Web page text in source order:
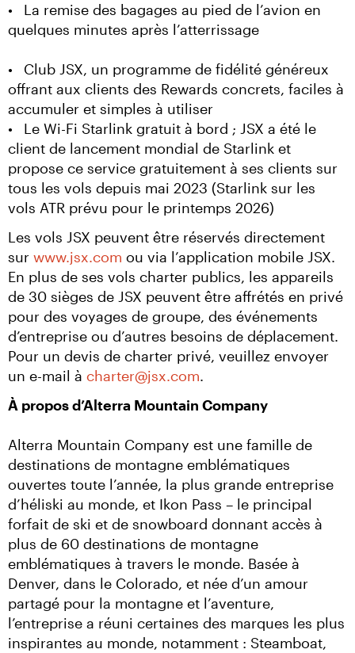
•	La remise des bagages au pied de l’avion en
quelques minutes après l’atterrissage
•	Club JSX, un programme de fidélité généreux
offrant aux clients des Rewards concrets, faciles à
accumuler et simples à utiliser
•	Le Wi-Fi Starlink gratuit à bord ; JSX a été le
client de lancement mondial de Starlink et
propose ce service gratuitement à ses clients sur
tous les vols depuis mai 2023 (Starlink sur les
vols ATR prévu pour le printemps 2026)
Les vols JSX peuvent être réservés directement
sur www.jsx.com ou via l’application mobile JSX.
En plus de ses vols charter publics, les appareils
de 30 sièges de JSX peuvent être affrétés en privé
pour des voyages de groupe, des événements
d’entreprise ou d’autres besoins de déplacement.
Pour un devis de charter privé, veuillez envoyer
un e-mail à charter@jsx.com.
À propos d’Alterra Mountain Company
Alterra Mountain Company est une famille de
destinations de montagne emblématiques
ouvertes toute l’année, la plus grande entreprise
d’héliski au monde, et Ikon Pass – le principal
forfait de ski et de snowboard donnant accès à
plus de 60 destinations de montagne
emblématiques à travers le monde. Basée à
Denver, dans le Colorado, et née d’un amour
partagé pour la montagne et l’aventure,
l’entreprise a réuni certaines des marques les plus
inspirantes au monde, notamment : Steamboat,